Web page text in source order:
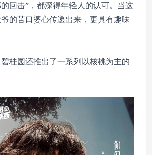
回击”，都深得年轻人的认可。当这
的苦口婆心传递出来，更具有趣味
桂园还推出了一系列以核桃为主的